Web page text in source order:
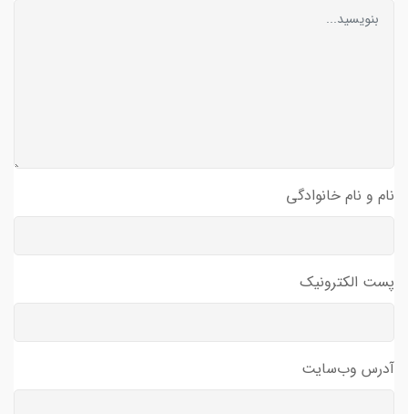
نام و نام خانوادگی
پست الکترونیک
آدرس وب‌سایت